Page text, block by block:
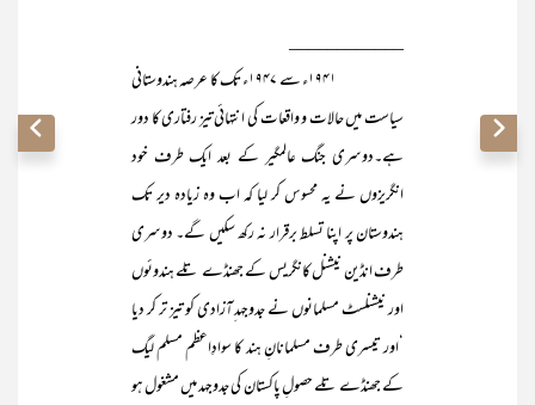
____________
۱۹۴۱ء سے ۱۹۴۷ء تک کا عرصہ ہندوستانی
سیاست میں حالات و واقعات کی انتہائی تیز رفتاری کا دور
ہے۔دوسری جنگ عالمگیر کے بعد ایک طرف خود
انگریزوں نے یہ محسوس کر لیا کہ اب وہ زیادہ دیر تک
ہندوستان پر اپنا تسلط برقرار نہ رکھ سکیں گے۔ دوسری
طرف انڈین نیشنل کانگریس کے جھنڈے تلے ہندوئوں
اور نیشنلسٹ مسلمانوں نے جدوجہد ِآزادی کو تیز تر کر دیا
‘اور تیسری طرف مسلمانانِ ہند کا سوادِاعظم مسلم لیگ
کے جھنڈے تلے حصولِ پاکستان کی جدوجہد میں مشغول ہو